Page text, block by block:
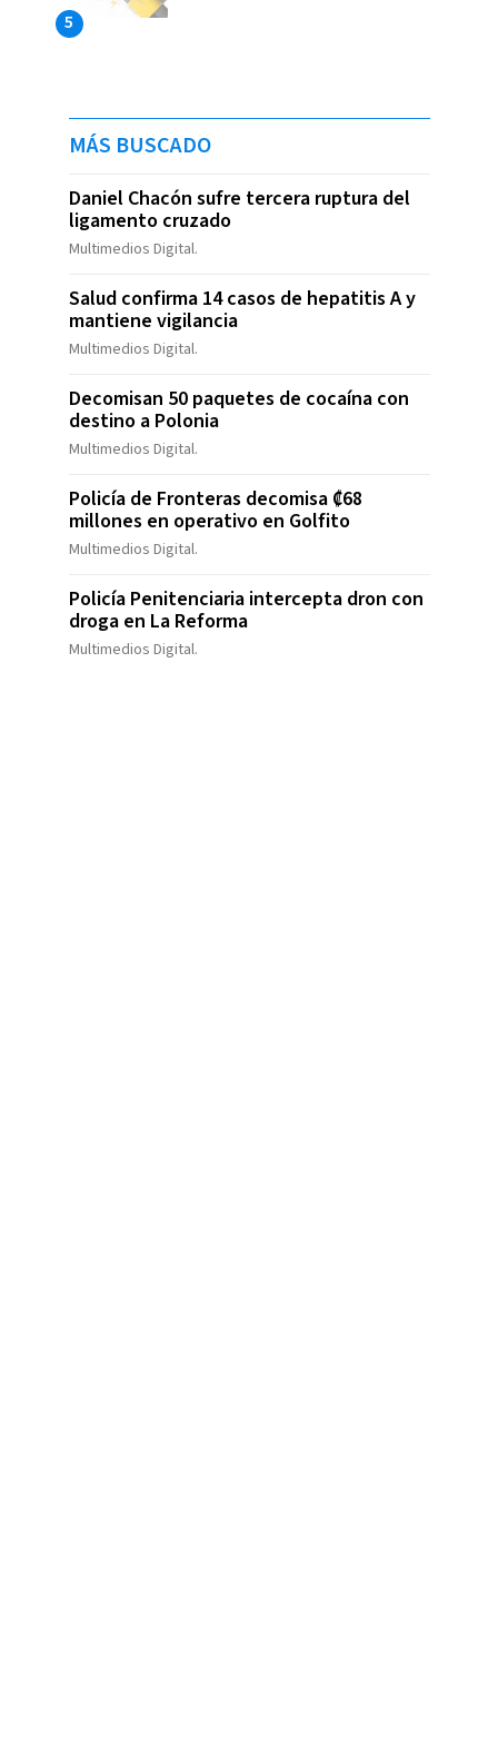
MÁS BUSCADO
Daniel Chacón sufre tercera ruptura del
ligamento cruzado
Multimedios Digital.
Salud confirma 14 casos de hepatitis A y
mantiene vigilancia
Multimedios Digital.
Decomisan 50 paquetes de cocaína con
destino a Polonia
Multimedios Digital.
Policía de Fronteras decomisa ₡68
millones en operativo en Golfito
Multimedios Digital.
Policía Penitenciaria intercepta dron con
droga en La Reforma
Multimedios Digital.